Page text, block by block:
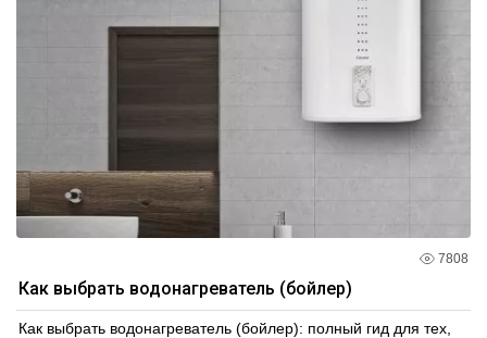
7808
Как выбрать водонагреватель (бойлер)
Как выбрать водонагреватель (бойлер): полный гид для тех,